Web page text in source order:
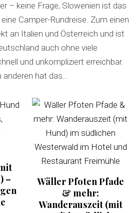
– keine Frage, Slowenien ist das
Camper-Rundreise. Zum einen
an Italien und Österreich und ist
auch ohne viele
und unkompliziert erreichbar.
anderen hat das…
–
Wäller Pfoten Pfade
& mehr:
Wanderauszeit (mit